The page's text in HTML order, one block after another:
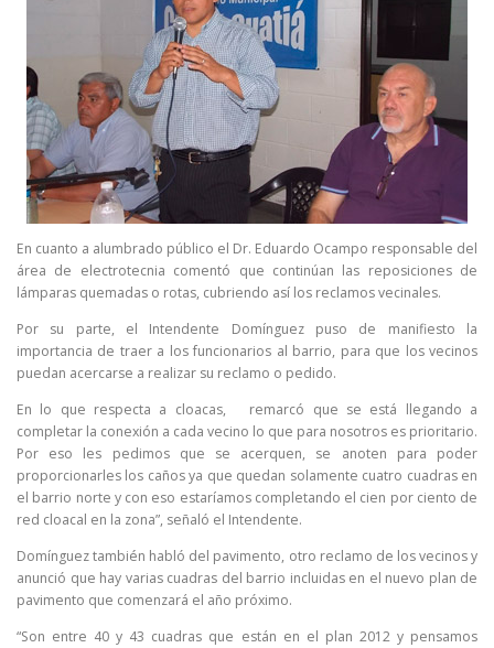
En cuanto a alumbrado público el Dr. Eduardo Ocampo responsable del
área de electrotecnia comentó que continúan las reposiciones de
lámparas quemadas o rotas, cubriendo así los reclamos vecinales.
Por su parte, el Intendente Domínguez puso de manifiesto la
importancia de traer a los funcionarios al barrio, para que los vecinos
puedan acercarse a realizar su reclamo o pedido.
En lo que respecta a cloacas, remarcó que se está llegando a
completar la conexión a cada vecino lo que para nosotros es prioritario.
Por eso les pedimos que se acerquen, se anoten para poder
proporcionarles los caños ya que quedan solamente cuatro cuadras en
el barrio norte y con eso estaríamos completando el cien por ciento de
red cloacal en la zona”, señaló el Intendente.
Domínguez también habló del pavimento, otro reclamo de los vecinos y
anunció que hay varias cuadras del barrio incluidas en el nuevo plan de
pavimento que comenzará el año próximo.
“Son entre 40 y 43 cuadras que están en el plan 2012 y pensamos